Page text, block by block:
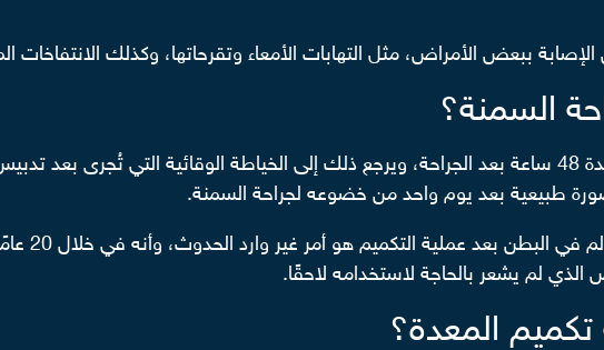
الإصابة ببعض الأمراض، مثل التهابات الأمعاء وتقرحاتها، وكذلك الانتفاخات
السمنة؟
قد يشعر المريض بضغط بسيط في منطقة فم المعدة لمدة 48 ساعة بعد الجراحة، ويرجع ذلك إلى الخياطة الوقائية
طبيعية بعد يوم واحد من خضوعه لجراحة السمنة.
في نهاية
المعدة؟